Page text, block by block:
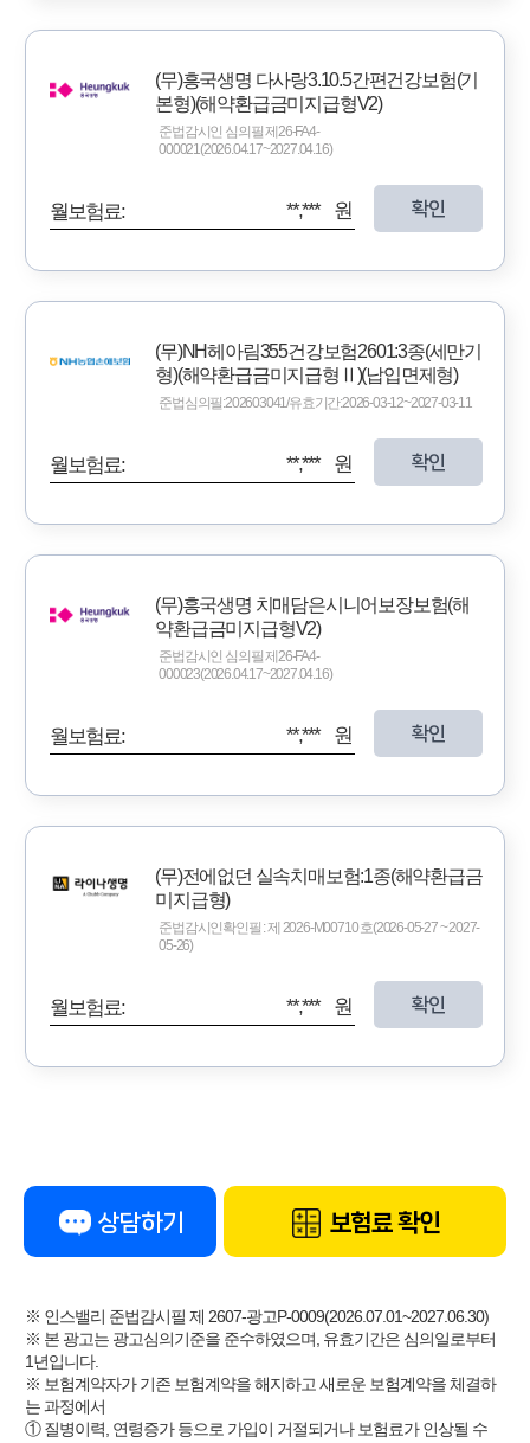
(무)흥국생명 다사랑3.10.5간편건강보험(기
본형)(해약환급금미지급형V2)
준법감시인 심의필 제26-FA4-
000021(2026.04.17~2027.04.16)
월보험료: **,*** 원 확인
(무)NH헤아림355건강보험2601:3종(세만기
형)(해약환급금미지급형Ⅱ)(납입면제형)
준법심의필:202603041/유효기간:2026-03-12~2027-03-11
월보험료: **,*** 원 확인
(무)흥국생명 치매담은시니어보장보험(해
약환급금미지급형V2)
준법감시인 심의필 제26-FA4-
000023(2026.04.17~2027.04.16)
월보험료: **,*** 원 확인
(무)전에없던 실속치매보험:1종(해약환급금
미지급형)
준법감시인확인필 : 제 2026-M00710 호(2026-05-27 ~ 2027-
05-26)
월보험료: **,*** 원 확인
상담하기 보험료 확인
※ 인스밸리 준법감시필 제 2607-광고P-0009(2026.07.01~2027.06.30)
※ 본 광고는 광고심의기준을 준수하였으며, 유효기간은 심의일로부터
1년입니다.
※ 보험계약자가 기존 보험계약을 해지하고 새로운 보험계약을 체결하
는 과정에서
① 질병이력, 연령증가 등으로 가입이 거절되거나 보험료가 인상될 수